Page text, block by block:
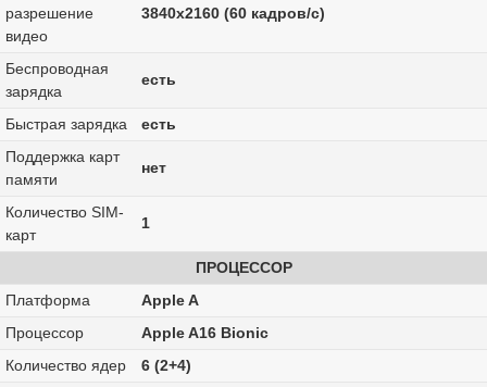
разрешение
видео
3840x2160 (60 кадров/с)
Беспроводная
зарядка
есть
Быстрая зарядка
есть
Поддержка карт
памяти
нет
Количество SIM-
карт
1
ПРОЦЕССОР
Платформа
Apple A
Процессор
Apple A16 Bionic
Количество ядер
6 (2+4)